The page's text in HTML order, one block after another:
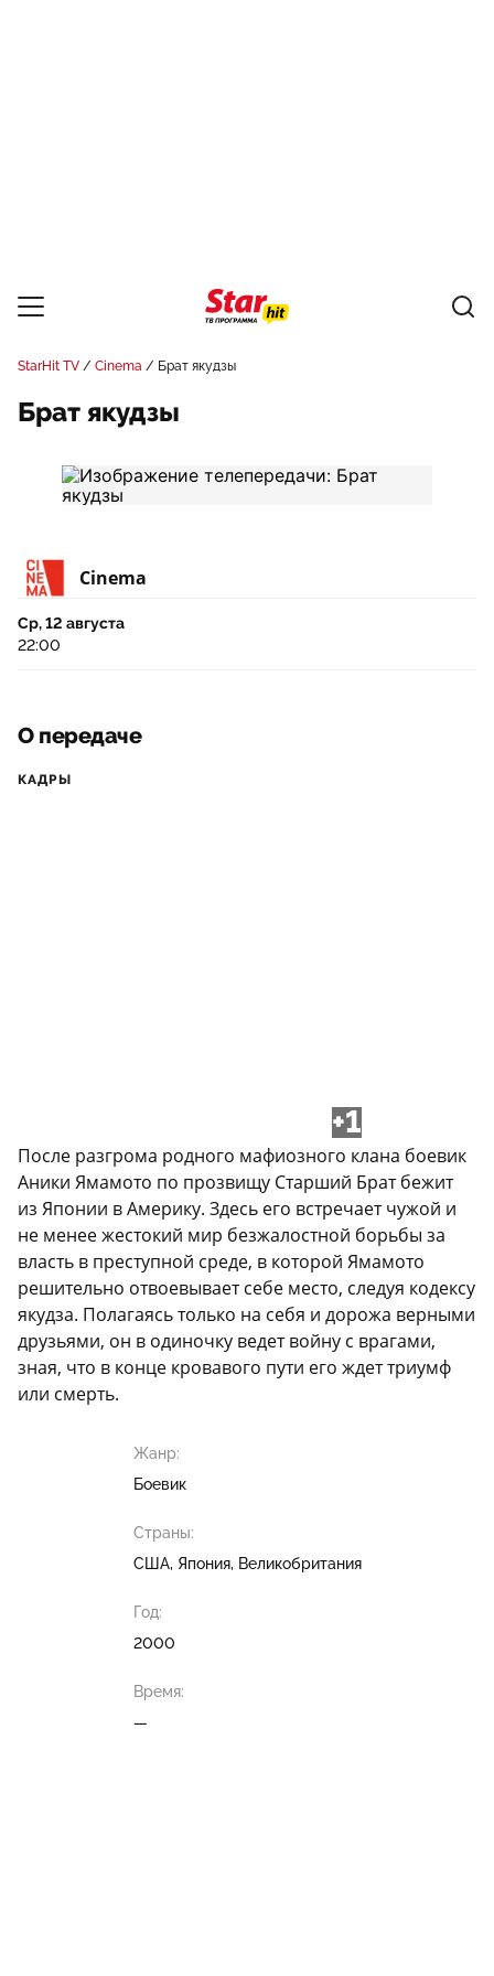
StarHit TV Cinema Брат якудзы
Брат якудзы
Cinema
Ср, 12 августа
22:00
О передаче
КАДРЫ
+1
После разгрома родного мафиозного клана боевик
Аники Ямамото по прозвищу Старший Брат бежит
из Японии в Америку. Здесь его встречает чужой и
не менее жестокий мир безжалостной борьбы за
власть в преступной среде, в которой Ямамото
решительно отвоевывает себе место, следуя кодексу
якудза. Полагаясь только на себя и дорожа верными
друзьями, он в одиночку ведет войну с врагами,
зная, что в конце кровавого пути его ждет триумф
или смерть.
Жанр:
Боевик
Страны:
США, Япония, Великобритания
Год:
2000
Время:
—